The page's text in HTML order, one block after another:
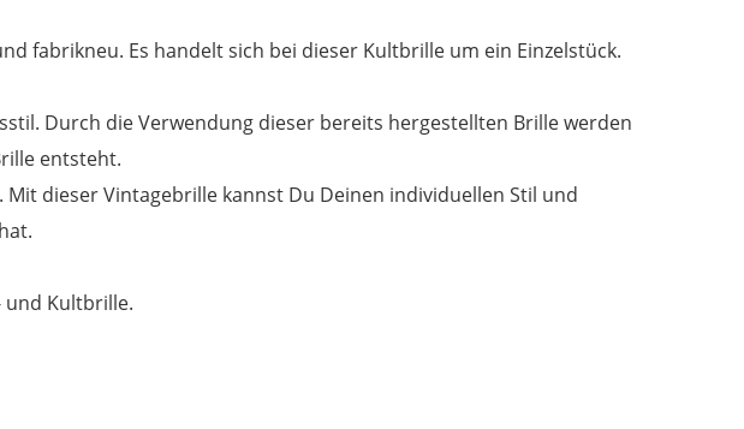
fabrikneu. Es handelt sich bei dieser Kultbrille um ein Einzelstück.
Durch die Verwendung dieser bereits hergestellten Brille werden
entsteht.
dieser Vintagebrille kannst Du Deinen individuellen Stil und
und Kultbrille.